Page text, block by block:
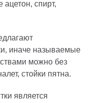
ацетон, спирт,
иначе называемые
можно без
стойки пятна.
является